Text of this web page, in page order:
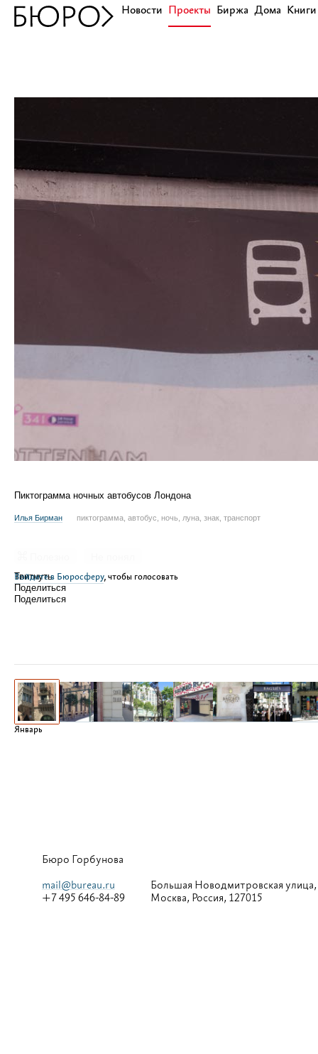
Новости Проекты Биржа Дома Книги
Пиктограмма ночных автобусов Лондона
Илья Бирман пиктограмма, автобус, ночь, луна, знак, транспорт
Войдите в Бюросферу, чтобы голосовать
Твитнуть
Поделиться
Поделиться
Январь
Бюро Горбунова
mail@bureau.ru
+7 495 646-84-89
Большая Новодмитровская улица,
Москва, Россия, 127015